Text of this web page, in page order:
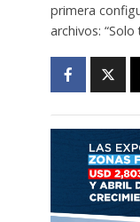
primera
archivos: “Solo